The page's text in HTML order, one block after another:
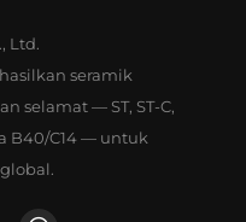
Ltd.
seramik
selamat — ST, ST-C,
B40/C14 — untuk